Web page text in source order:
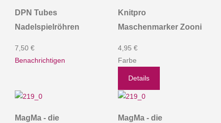
DPN Tubes
Nadelspielröhren
7,50 €
Benachrichtigen
Knitpro
Maschenmarker Zooni
4,95 €
Farbe
Details
MagMa - die
MagMa - die